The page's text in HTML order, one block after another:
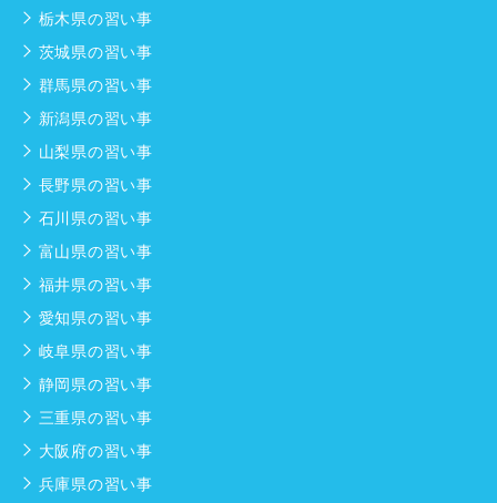
栃木県の習い事
茨城県の習い事
群馬県の習い事
新潟県の習い事
山梨県の習い事
長野県の習い事
石川県の習い事
富山県の習い事
福井県の習い事
愛知県の習い事
岐阜県の習い事
静岡県の習い事
三重県の習い事
大阪府の習い事
兵庫県の習い事